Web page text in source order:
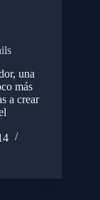
una
más
a crear